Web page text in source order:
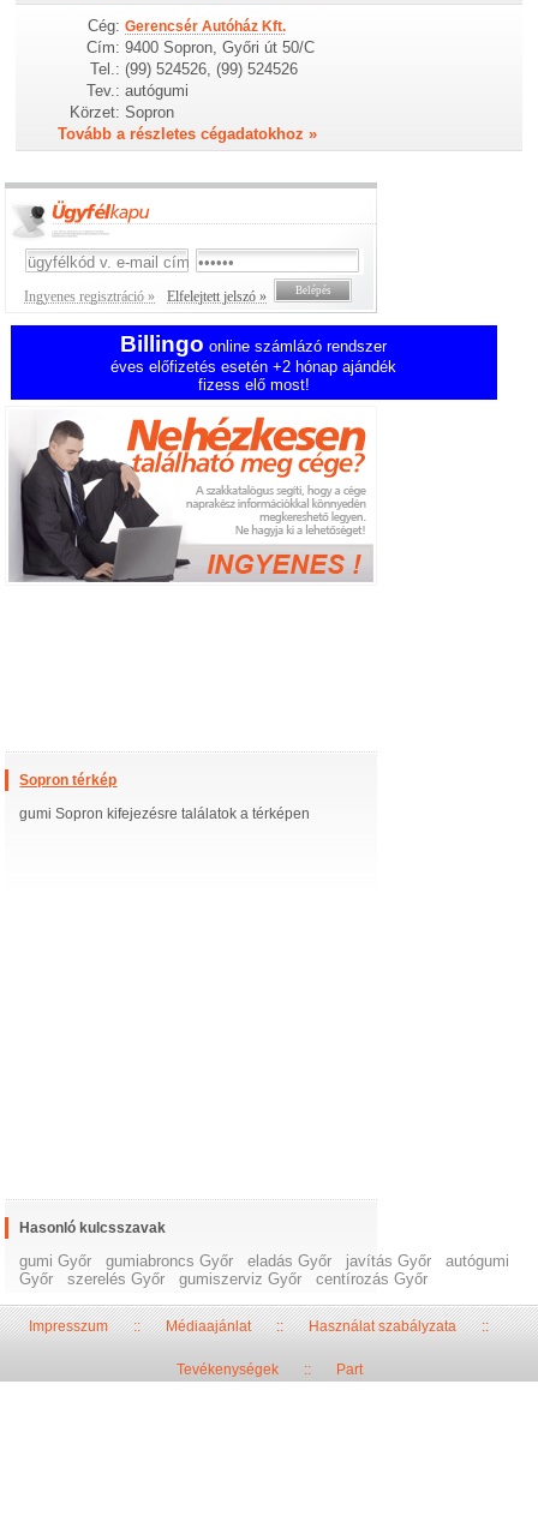
Cég: Gerencsér Autóház Kft.
Cím: 9400 Sopron, Győri út 50/C
Tel.: (99) 524526, (99) 524526
Tev.: autógumi
Körzet: Sopron
Tovább a részletes cégadatokhoz »
Ingyenes regisztráció » Elfelejtett jelszó »
Billingo online számlázó rendszer
éves előfizetés esetén +2 hónap ajándék
fizess elő most!
Sopron térkép
gumi Sopron kifejezésre találatok a térképen
Hasonló kulcsszavak
gumi Győr gumiabroncs Győr eladás Győr javítás Győr
autógumi
Győr
szerelés Győr gumiszerviz Győr centírozás Győr
Impresszum::Médiaajánlat::Használat szabályzata::
Tevékenységek:: Part